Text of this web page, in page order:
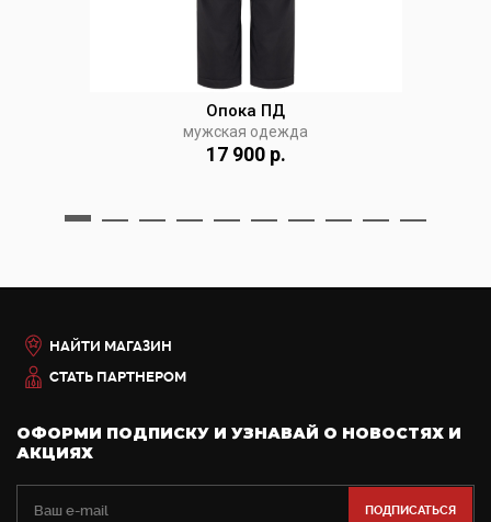
Опока ПД
мужская одежда
17 900 р.
НАЙТИ МАГАЗИН
СТАТЬ ПАРТНЕРОМ
ОФОРМИ ПОДПИСКУ И УЗНАВАЙ О НОВОСТЯХ И
АКЦИЯХ